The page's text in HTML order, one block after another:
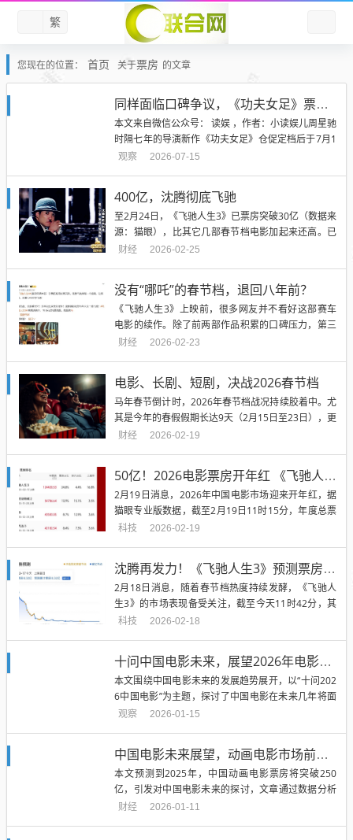
繁
您现在的位置： 首页 关于票房 的文章
同样面临口碑争议，《功夫女足》票房为何远强于《新喜剧之王》？
本文来自微信公众号： 读娱 ，作者：小读娱儿周星驰
时隔七年的导演新作《功夫女足》仓促定档后于7月1
1日上映，周末两天票房突破5亿，猫眼、灯塔票房预
王》一样面临口碑争议。上映当天“难看”关键词登上
微博热搜，特...
观察 2026-07-15
400亿，沈腾彻底飞驰
至2月24日，《飞驰人生3》已票房突破30亿（数据来
源：猫眼），比其它几部春节档电影加起来还高。已
经连续飞驰的沈腾，也因此彻底飞驰了：以累计突破
晚舞台，与黄杨、艾伦共同表演小品《今天的幸
福》。这个节...
财经 2026-02-25
没有“哪吒”的春节档，退回八年前？
《飞驰人生3》上映前，很多网友并不看好这部赛车
电影的续作。除了前两部作品积累的口碑压力，第三
部官宣的“全男”阵容，还惹来“角色塑造不均衡”的争
房即突破6.4亿元，超越了去年首日票房冠军的《哪吒
之魔童闹海》...
财经 2026-02-23
电影、长剧、短剧，决战2026春节档
马年春节倒计时，2026年春节档战况持续胶着中。尤
其是今年的春假假期长达9天（2月15日至23日），更
为市场提供了可供期待的展望空间。随着文娱消费愈
款内容出自哪里，却充满了不确定性。01 电影遇冷？
从过往的市...
财经 2026-02-19
50亿！2026电影票房开年红 《飞驰人生3》断层领跑
2月19日消息，2026年中国电影市场迎来开年红，据
猫眼专业版数据，截至2月19日11时15分，年度总票
房（含预售）正式突破50亿大关。 总场次达2082.6
新片成为核心驱动力。2月17日大年初一上...
科技 2026-02-19
沈腾再发力！《飞驰人生3》预测票房超50亿 要杀入中国票房榜TOP5
2月18日消息，随着春节档热度持续发酵，《飞驰人
生3》的市场表现备受关注，截至今天11时42分，其
票房突破8亿。 猫眼专业版预测其最终票房将突破50
154.46亿、《长津湖》57.75亿、《战狼2》56.9...
科技 2026-02-18
十问中国电影未来，展望2026年电影产业走向
本文围绕中国电影未来的发展趋势展开，以“十问202
6中国电影”为主题，探讨了中国电影在未来几年将面
临的关键问题与挑战，文章通过深入分析中国电影市
摘要强调中国电影需要不断创新，加强产业协同，拓
展国际市场，以适应...
观察 2026-01-15
中国电影未来展望，动画电影市场前景及总票房预测超250亿的思考
本文预测到2025年，中国动画电影票房将突破250
亿，引发对中国电影未来的探讨，文章通过数据分析
指出动画电影市场潜力巨大，同时探讨中国电影未来
财经 2026-01-11